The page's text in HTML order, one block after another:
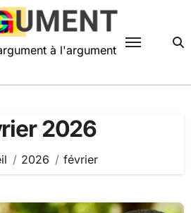
à l'argument
2026
2026 février